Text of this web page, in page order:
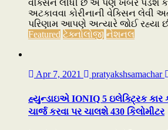
વેક્સિન લીધી છે એ પણ ખબર પડશે
અટકાવવા કોરીનાની વેક્સિન
પરિણામ આપણે અત્યારે જોઈ રહ્યા
Featured ટેક્નોલોજી નેશનલ
Apr 7, 2021 pratyakshsamachar
હ્યુન્ડાઇએ IONIQ 5 ઇલેક્ટ્રિક
ચાર્જ કરવા પર ચાલશે 430 કિલોમીટર